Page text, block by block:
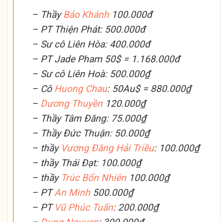
– ThầyBảo Khánh 100.000đ
– PT Thiện Phát: 500.000đ
– Sư cô Liên Hòa: 400.000đ
– PT Jade Pham 50$ = 1.168.000đ
– Sư cô Liên Hoà: 500.000₫
– Cô Huong Chau: 50Au$ = 880.000₫
– Dương Thuyền 120.000₫
– Thầy Tâm Đăng: 75.000₫
– Thầy Đức Thuận: 50.000₫
– thầy Vương Đăng Hải Triều: 100.000₫
– thầy Thái Đạt: 100.000₫
– thầy Trúc Bổn Nhiên 100.000₫
– PTAn Minh 500.000₫
– PTVũ Phúc Tuấn: 200.000₫